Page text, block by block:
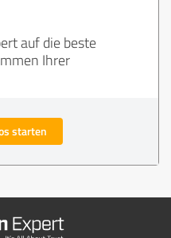
auf die beste
Ihrer
starten